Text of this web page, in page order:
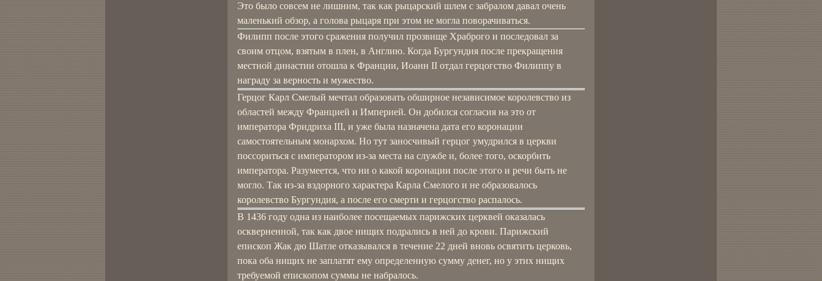
Это было совсем не лишним, так как рыцарский шлем с забралом давал очень
маленький обзор, а голова рыцаря при этом не могла поворачиваться.
Филипп после этого сражения получил прозвище Храброго и последовал за
своим отцом, взятым в плен, в Англию. Когда Бургундия после прекращения
местной династии отошла к Франции, Иоанн II отдал герцогство Филиппу в
награду за верность и мужество.
Герцог Карл Смелый мечтал образовать обширное независимое королевство из
областей между Францией и Империей. Он добился согласия на это от
императора Фридриха III, и уже была назначена дата его коронации
самостоятельным монархом. Но тут заносчивый герцог умудрился в церкви
поссориться с императором из-за места на службе и, более того, оскорбить
императора. Разумеется, что ни о какой коронации после этого и речи быть не
могло. Так из-за вздорного характера Карла Смелого и не образовалось
королевство Бургундия, а после его смерти и герцогство распалось.
В 1436 году одна из наиболее посещаемых парижских церквей оказалась
оскверненной, так как двое нищих подрались в ней до крови. Парижский
епископ Жак дю Шатле отказывался в течение 22 дней вновь освятить церковь,
пока оба нищих не заплатят ему определенную сумму денег, но у этих нищих
требуемой епископом суммы не набралось.